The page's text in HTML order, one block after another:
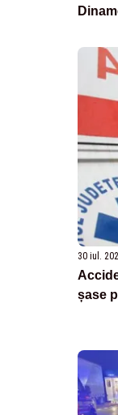
30 iul.
șase